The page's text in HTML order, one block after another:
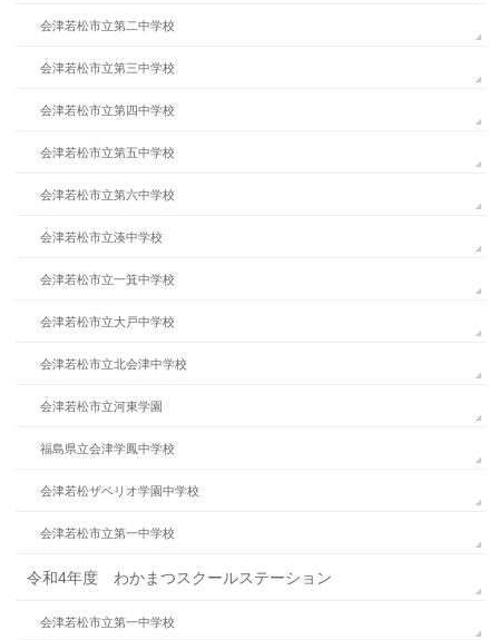
会津若松市立第二中学校
会津若松市立第三中学校
会津若松市立第四中学校
会津若松市立第五中学校
会津若松市立第六中学校
会津若松市立湊中学校
会津若松市立一箕中学校
会津若松市立大戸中学校
会津若松市立北会津中学校
会津若松市立河東学園
福島県立会津学鳳中学校
会津若松ザベリオ学園中学校
会津若松市立第一中学校
令和4年度 わかまつスクールステーション
会津若松市立第一中学校